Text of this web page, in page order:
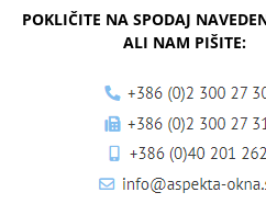
POKLIČITE NA SPODAJ
ALI NAM PIŠITE: